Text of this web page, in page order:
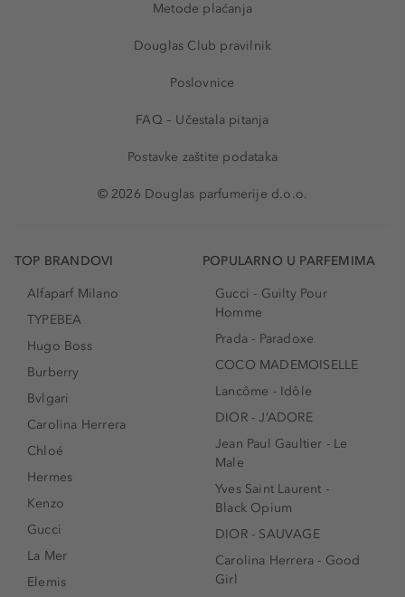
Metode plaćanja
Douglas Club pravilnik
Poslovnice
FAQ – Učestala pitanja
Postavke zaštite podataka
© 2026 Douglas parfumerije d.o.o.
TOP BRANDOVI
Alfaparf Milano
TYPEBEA
Hugo Boss
Burberry
Bvlgari
Carolina Herrera
Chloé
Hermes
Kenzo
Gucci
La Mer
Elemis
POPULARNO U PARFEMIMA
Gucci - Guilty Pour
Homme
Prada - Paradoxe
COCO MADEMOISELLE
Lancôme - Idôle
DIOR - J’ADORE
Jean Paul Gaultier - Le
Male
Yves Saint Laurent -
Black Opium
DIOR - SAUVAGE
Carolina Herrera - Good
Girl